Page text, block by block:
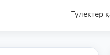
Түлектер